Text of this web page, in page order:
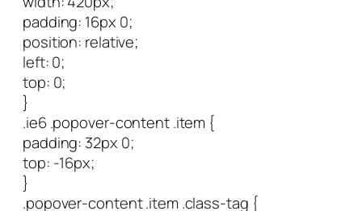
padding: 16px 0;
position: relative;
left: 0;
top: 0;
}
.ie6 .popover-content .item {
padding: 32px 0;
top: -16px;
}
.popover-content .item .class-tag {